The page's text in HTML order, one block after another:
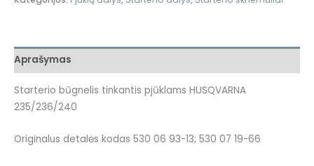
Aprašymas
Starterio būgnelis tinkantis pjūklams HUSQVARNA
235/236/240
Originalus detalės kodas 530 06 93-13; 530 07 19-66